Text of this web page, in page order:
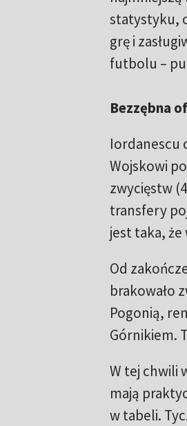
statystyku,
grę i
futbolu –
Bezzębna
Iordanescu
Wojskowi
zwycięstw
transfery
jest taka, że
Od
brakowało
Pogonią,
Górnikiem.
W tej chwili
mają
w tabeli.